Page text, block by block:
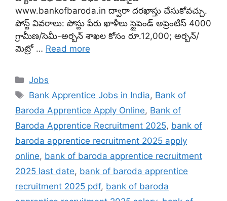
www.bankofbaroda.in ద్వారా దరఖాస్తు చేసుకోవచ్చు.
పోస్ట్ వివరాలు: పోస్టు పేరు ఖాళీలు స్టైపెండ్ అప్రెంటిస్ 4000
గ్రామీణ/సెమీ-అర్బన్ శాఖల కోసం రూ.12,000; అర్బన్/
మెట్రో … Read more
Categories
Jobs
Tags
Bank Apprentice Jobs in India, Bank of
Baroda Apprentice Apply Online, Bank of
Baroda Apprentice Recruitment 2025, bank of
baroda apprentice recruitment 2025 apply
online, bank of baroda apprentice recruitment
2025 last date, bank of baroda apprentice
recruitment 2025 pdf, bank of baroda